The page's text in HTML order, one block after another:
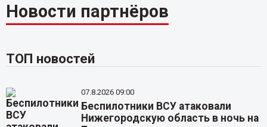
Новости партнёров
ТОП новостей
07.8.2026 09:00
Беспилотники ВСУ атаковали
Нижегородскую область в ночь на